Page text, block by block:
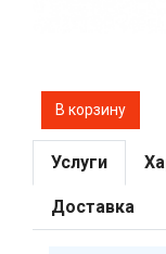
Услуги
Доставка